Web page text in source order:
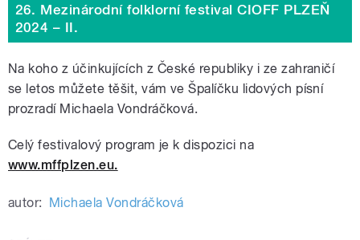
26. Mezinárodní folklorní festival CIOFF PLZEŇ
2024 – II.
Na koho z účinkujících z České republiky i ze zahraničí
se letos můžete těšit, vám ve Špalíčku lidových písní
prozradí Michaela Vondráčková.
Celý festivalový program je k dispozici na
www.mffplzen.eu.
autor: Michaela Vondráčková